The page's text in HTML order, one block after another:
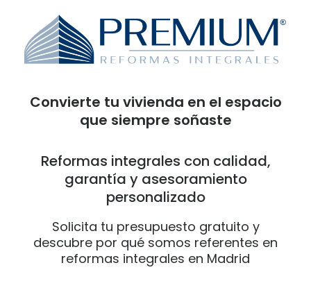
Convierte tu vivienda en el espacio
que siempre soñaste
Reformas integrales con calidad,
garantía y asesoramiento
personalizado
Solicita tu presupuesto gratuito y
descubre por qué somos referentes en
reformas integrales en Madrid